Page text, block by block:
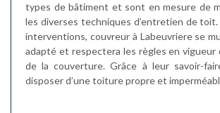
types de bâtiment et sont en mesure de
les diverses techniques d’entretien de
interventions, couvreur à Labeuvriere se
adapté et respectera les règles en vigueur
de la couverture. Grâce à leur savoir-
disposer d’une toiture propre et